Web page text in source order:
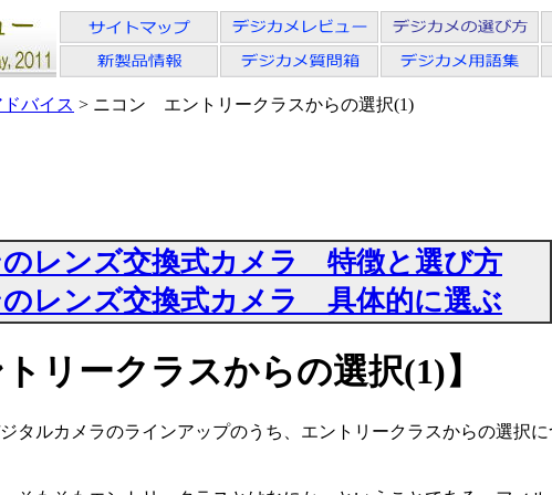
バイス > ニコン エントリークラスからの選択(1)
のレンズ交換式カメラ 特徴と選び方
レンズ交換式カメラ 具体的に選ぶ
リークラスからの選択(1)】
タルカメラのラインアップのうち、エントリークラスからの選択に